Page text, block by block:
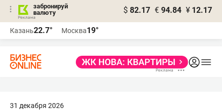
забронируй
валюту
$ 82.17 € 94.84 ¥ 12.17
Казань22.7° Москва19°
31 декабря 2026